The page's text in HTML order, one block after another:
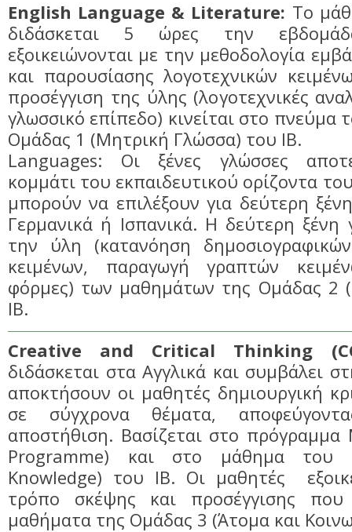
English Language & Literature: Το
διδάσκεται 5 ώρες την
εξοικειώνονται με την μεθοδολογία
και παρουσίασης λογοτεχνικών
προσέγγιση της ύλης (λογοτεχνικές
γλωσσικό επίπεδο) κινείται στο πνεύμα
Ομάδας 1 (Μητρική Γλώσσα) του ΙΒ.
Languages: Οι ξένες γλώσσες
κομμάτι του εκπαιδευτικού ορίζοντα
μπορούν να επιλέξουν για δεύτερη
Γερμανικά ή Ισπανικά. Η δεύτερη ξένη
την ύλη (κατανόηση
κειμένων, παραγωγή γραπτών
φόρμες) των μαθημάτων της Ομάδας 2
ΙΒ.
Creative and Critical Thinking
διδάσκεται στα Αγγλικά και συμβάλει
αποκτήσουν οι μαθητές δημιουργική
σε σύγχρονα θέματα,
αποστήθιση. Βασίζεται στο πρόγραμμα
Programme) και στο μάθημα του
Knowledge) του ΙΒ. Οι μαθητές
τρόπο σκέψης και προσέγγισης που
μαθήματα της Ομάδας 3 (Άτομα και